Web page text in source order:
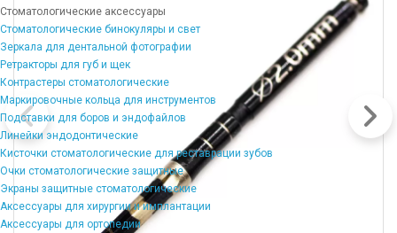
Стоматологические аксессуары
Стоматологические бинокуляры и свет
Зеркала для дентальной фотографии
Ретракторы для губ и щек
Контрастеры стоматологические
Маркировочные кольца для инструментов
Подставки для боров и эндофайлов
Линейки эндодонтические
Кисточки стоматологические для реставрации зубов
Очки стоматологические защитные
Экраны защитные стоматологические
Аксессуары для хирургии и имплантации
Аксессуары для ортопедии